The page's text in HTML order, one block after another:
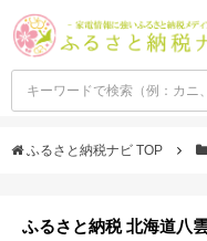
ふるさと納税ナビ TOP
ふるさと納税 北海道八